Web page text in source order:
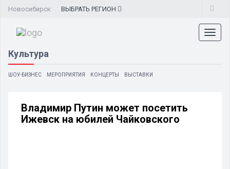
Новосибирск ВЫБРАТЬ РЕГИОН
Культура
ШОУ-БИЗНЕС МЕРОПРИЯТИЯ КОНЦЕРТЫ ВЫСТАВКИ
Владимир Путин может посетить
Ижевск на юбилей Чайковского